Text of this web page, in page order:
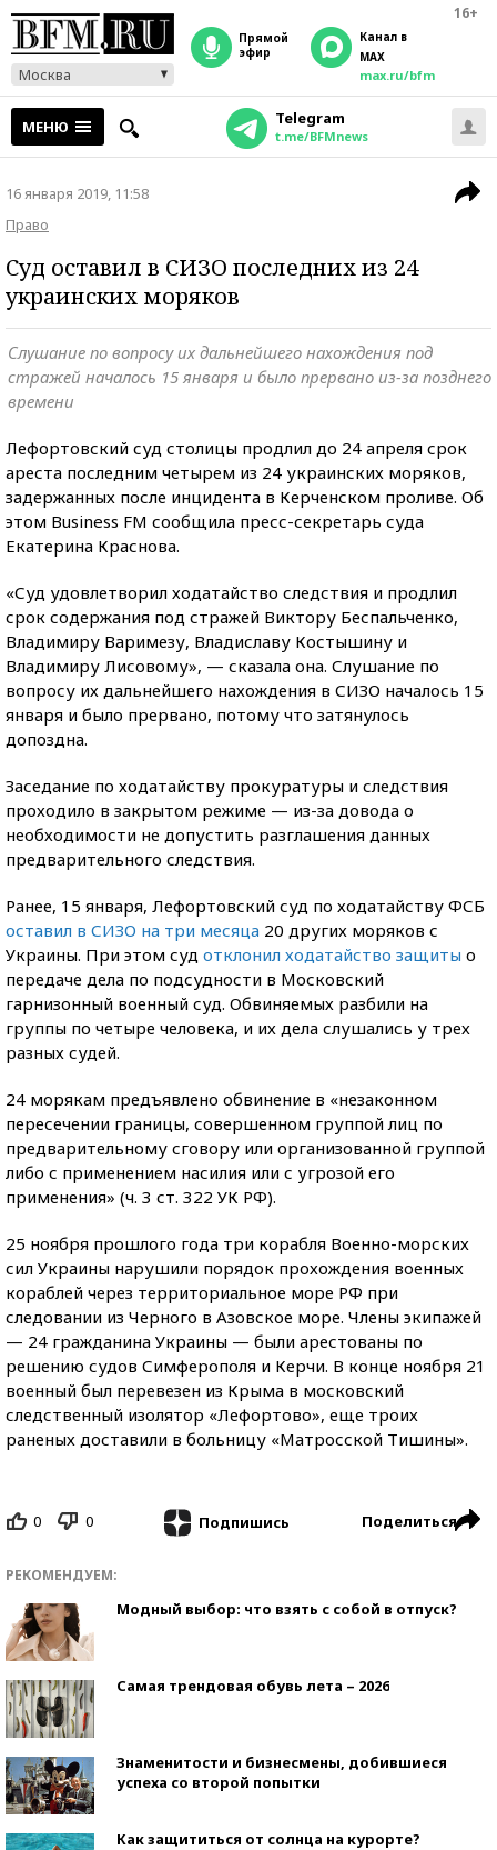
16+
Москва
прямой
эфир
Канал в
MAX
max.ru/bfm
МЕНЮ Telegram
t.me/BFMnews
16 января 2019, 11:58
Право
Суд оставил в СИЗО последних из 24
украинских моряков
Слушание по вопросу их дальнейшего нахождения под
стражей началось 15 января и было прервано из-за позднего
времени
Лефортовский суд столицы продлил до 24 апреля срок
ареста последним четырем из 24 украинских моряков,
задержанных после инцидента в Керченском проливе. Об
этом Business FM сообщила пресс-секретарь суда
Екатерина Краснова.
«Суд удовлетворил ходатайство следствия и продлил
срок содержания под стражей Виктору Беспальченко,
Владимиру Варимезу, Владиславу Костышину и
Владимиру Лисовому», — сказала она. Слушание по
вопросу их дальнейшего нахождения в СИЗО началось 15
января и было прервано, потому что затянулось
допоздна.
Заседание по ходатайству прокуратуры и следствия
проходило в закрытом режиме — из-за довода о
необходимости не допустить разглашения данных
предварительного следствия.
Ранее, 15 января, Лефортовский суд по ходатайству ФСБ
оставил в СИЗО на три месяца 20 других моряков с
Украины. При этом суд отклонил ходатайство защиты о
передаче дела по подсудности в Московский
гарнизонный военный суд. Обвиняемых разбили на
группы по четыре человека, и их дела слушались у трех
разных судей.
24 морякам предъявлено обвинение в «незаконном
пересечении границы, совершенном группой лиц по
предварительному сговору или организованной группой
либо с применением насилия или с угрозой его
применения» (ч. 3 ст. 322 УК РФ).
25 ноября прошлого года три корабля Военно-морских
сил Украины нарушили порядок прохождения военных
кораблей через территориальное море РФ при
следовании из Черного в Азовское море. Члены экипажей
— 24 гражданина Украины — были арестованы по
решению судов Симферополя и Керчи. В конце ноября 21
военный был перевезен из Крыма в московский
следственный изолятор «Лефортово», еще троих
раненых доставили в больницу «Матросской Тишины».
0 0 Подпишись Поделиться
РЕКОМЕНДУЕМ:
Модный выбор: что взять с собой в отпуск?
Самая трендовая обувь лета – 2026
Знаменитости и бизнесмены, добившиеся
успеха со второй попытки
Как защититься от солнца на курорте?